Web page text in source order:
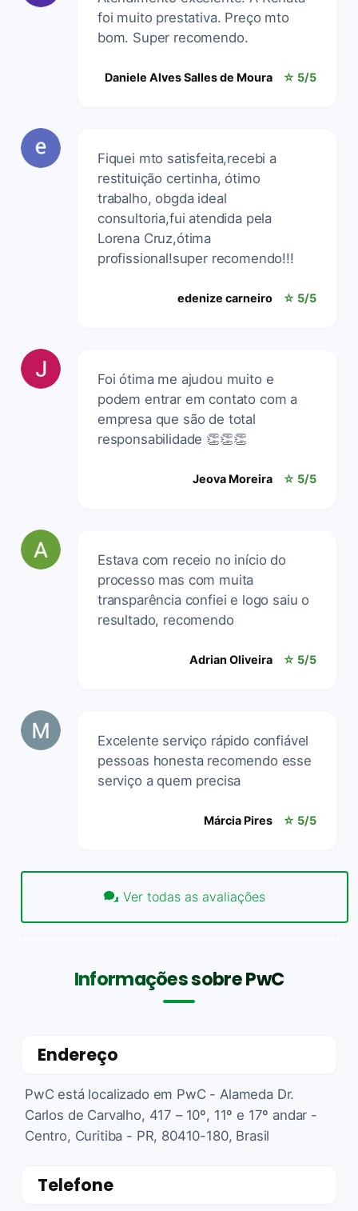
foi muito prestativa. Preço mto
bom. Super recomendo.
Daniele Alves Salles de Moura ☆ 5/5
Fiquei mto satisfeita,recebi a
restituição certinha, ótimo
trabalho, obgda ideal
consultoria,fui atendida pela
Lorena Cruz,ótima
profissional!super recomendo!!!
edenize carneiro ☆ 5/5
Foi ótima me ajudou muito e
podem entrar em contato com a
empresa que são de total
responsabilidade 👏👏👏
Jeova Moreira ☆ 5/5
Estava com receio no início do
processo mas com muita
transparência confiei e logo saiu o
resultado, recomendo
Adrian Oliveira ☆ 5/5
Excelente serviço rápido confiável
pessoas honesta recomendo esse
serviço a quem precisa
Márcia Pires ☆ 5/5
Ver todas as avaliações
Informações sobre PwC
Endereço
PwC está localizado em PwC - Alameda Dr.
Carlos de Carvalho, 417 – 10º, 11º e 17º andar -
Centro, Curitiba - PR, 80410-180, Brasil
Telefone